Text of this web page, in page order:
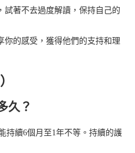
試著不去過度解讀，保持自己的
你的感受，獲得他們的支持和理
久？
持續6個月至1年不等。持續的護